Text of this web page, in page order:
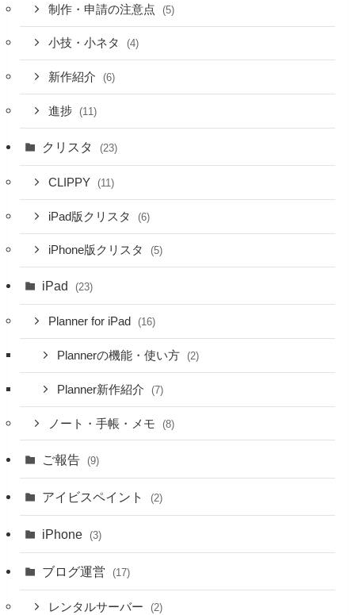
制作・申請の注意点 (5)
小技・小ネタ (4)
新作紹介 (6)
進捗 (11)
クリスタ (23)
CLIPPY (11)
iPad版クリスタ (6)
iPhone版クリスタ (5)
iPad (23)
Planner for iPad (16)
Plannerの機能・使い方 (2)
Planner新作紹介 (7)
ノート・手帳・メモ (8)
ご報告 (9)
アイビスペイント (2)
iPhone (3)
ブログ運営 (17)
レンタルサーバー (2)